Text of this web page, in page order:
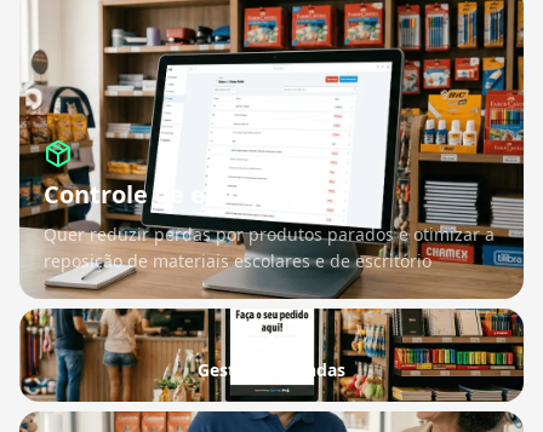
Controle de estoque
Quer reduzir perdas por produtos parados e otimizar a
reposição de materiais escolares e de escritório
Gestão de vendas